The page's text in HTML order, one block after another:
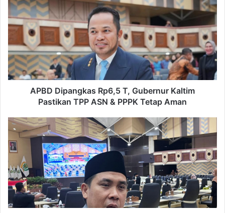
Dipangkas
Rp6,5
T,
Gubernur
Kaltim
Pastikan
TPP
ASN
Aman
APBD Dipangkas Rp6,5 T, Gubernur Kaltim
Pastikan TPP ASN & PPPK Tetap Aman
APBD
Kaltim
Turun,
DPRD
Dorong
Optimalisasi
Pajak
untuk
Perkuat